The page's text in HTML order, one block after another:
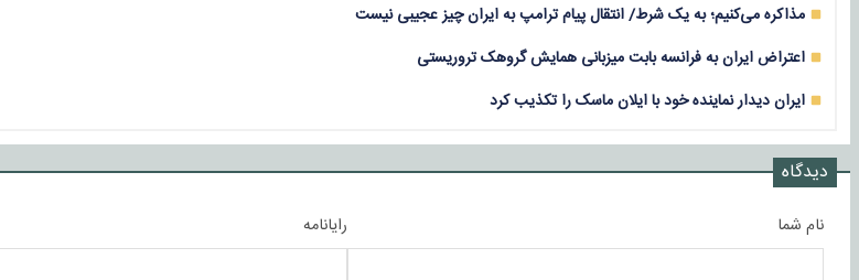
مذاکره می‌کنیم؛ به یک شرط/ انتقال پیام ترامپ به ایران چیز عجیبی نیست
اعتراض ایران به فرانسه بابت میزبانی همایش گروهک تروریستی
ایران دیدار نماینده خود با ایلان ماسک را تکذیب کرد
دیدگاه
نام شما رایانامه